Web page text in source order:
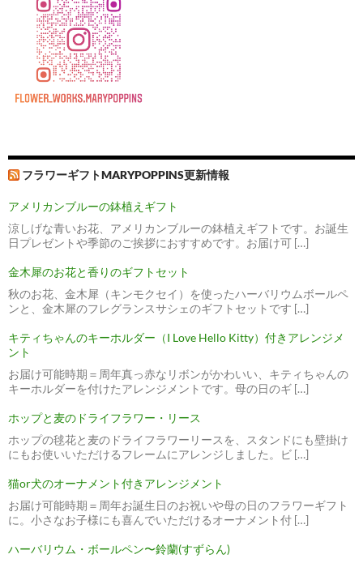
フラワーギフトMARYPOPPINS更新情報
アメリカンブルーの鉢植えギフト
涼しげな青いお花、アメリカンブルーの鉢植えギフトです。お誕生
日プレゼントや季節のご挨拶におすすめです。お届け可 […]
金木犀のお花と香りのギフトセット
秋のお花、金木犀（キンモクセイ）を使ったハーバリウムボールペ
ンと、金木犀のフレグランスサシェのギフトセットです […]
キティちゃんのキーホルダー（I Love Hello Kitty）付きアレンジメ
ント
お届け可能時期＝周年真っ赤なリボンがかわいい、キティちゃんの
キーホルダーを付けたアレンジメントです。母の日のギ […]
ホップと麦のドライフラワー・リース
ホップの毬花と麦のドライフラワーリースを、スタンドにも壁掛け
にもお使いいただけるフレームにアレンジしました。ビ […]
猫or犬のオーナメント付きアレンジメント
お届け可能時期＝周年お誕生日のお祝いや母の日のフラワーギフト
に。小さなお子様にも喜んでいただけるオーナメント付 […]
ハーバリウム・ボールペン〜鈴蘭(すずらん)